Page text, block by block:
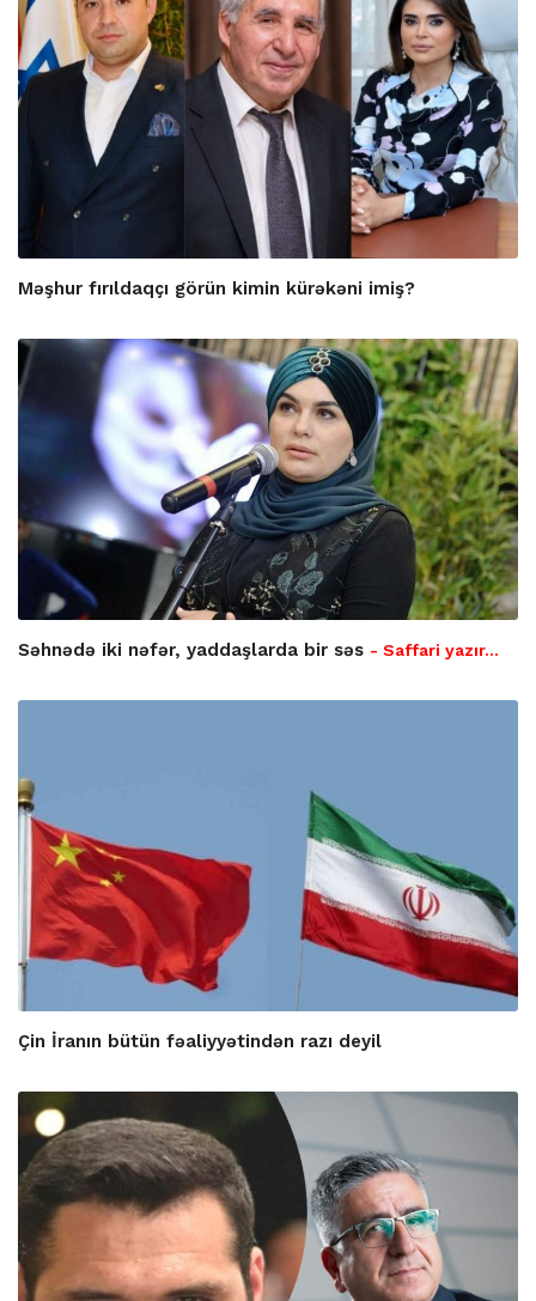
Məşhur fırıldaqçı görün kimin kürəkəni imiş?
Səhnədə iki nəfər, yaddaşlarda bir səs - Saffari yazır…
Çin İranın bütün fəaliyyətindən razı deyil